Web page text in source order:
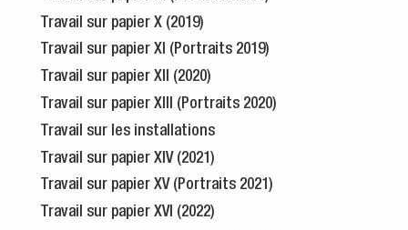
Travail sur papier X (2019)
Travail sur papier XI (Portraits 2019)
Travail sur papier XII (2020)
Travail sur papier XIII (Portraits 2020)
Travail sur les installations
Travail sur papier XIV (2021)
Travail sur papier XV (Portraits 2021)
Travail sur papier XVI (2022)